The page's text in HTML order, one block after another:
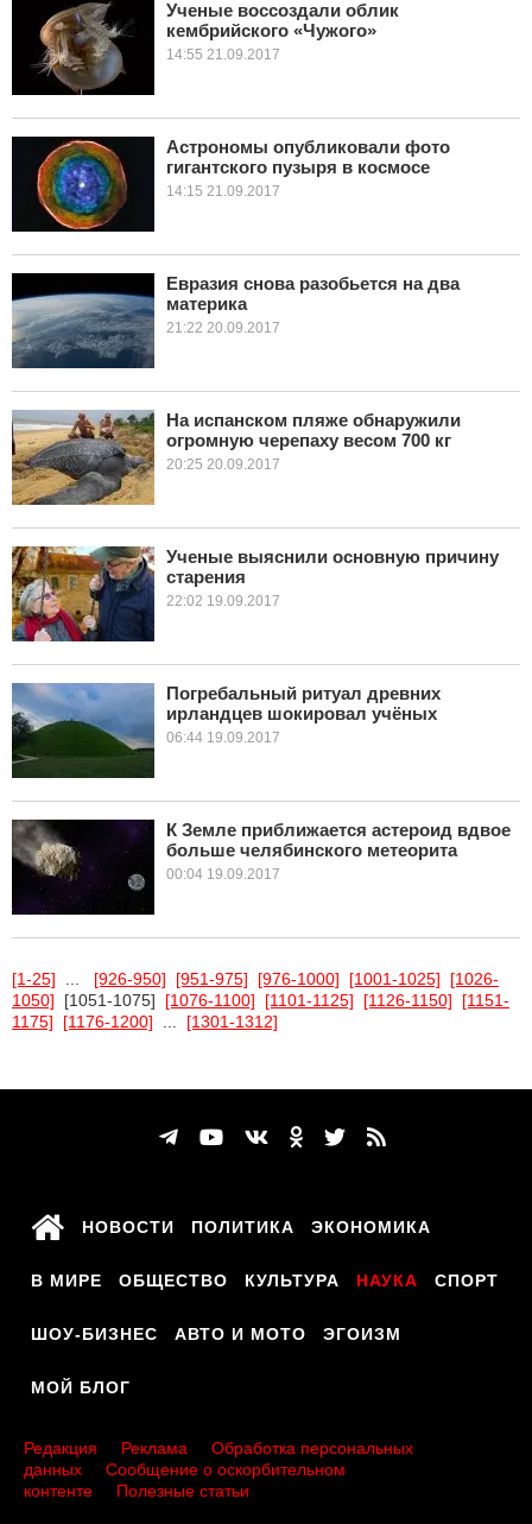
Ученые воссоздали облик
кембрийского «Чужого»
14:55 21.09.2017
Астрономы опубликовали фото
гигантского пузыря в космосе
14:15 21.09.2017
Евразия снова разобьется на два
материка
21:22 20.09.2017
На испанском пляже обнаружили
огромную черепаху весом 700 кг
20:25 20.09.2017
Ученые выяснили основную причину
старения
22:02 19.09.2017
Погребальный ритуал древних
ирландцев шокировал учёных
06:44 19.09.2017
К Земле приближается астероид вдвое
больше челябинского метеорита
00:04 19.09.2017
[1-25] [926-950] [951-975] [976-1000] [1001-1025]
[1026-
1050] [1051-1075] [1076-1100] [1101-1125] [1126-1150]
[1151-
1175]
[1176-1200] [1301-1312]
НОВОСТИ ПОЛИТИКА ЭКОНОМИКА
В МИРЕ ОБЩЕСТВО КУЛЬТУРА НАУКА СПОРТ
ШОУ-БИЗНЕС АВТО И МОТО ЭГОИЗМ
МОЙ БЛОГ
Редакция Реклама
Обработка персональных
данных
Сообщение о оскорбительном
контенте
Полезные статьи